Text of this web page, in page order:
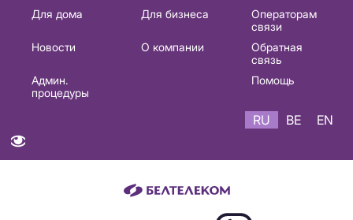
Основная
навигация
Для дома Для бизнеса
Операторам
связи
Новости
О компании
Обратная
связь
Админ.
процедуры
Помощь
RU BE EN